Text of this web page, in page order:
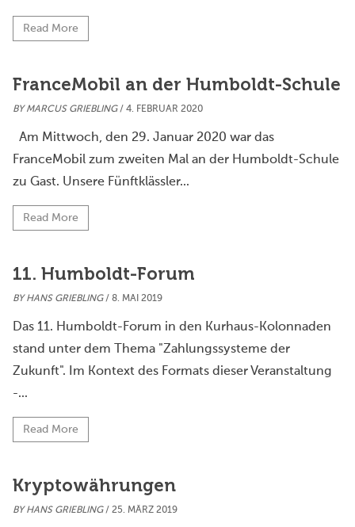
Read More
FranceMobil an der Humboldt-Schule
BYMARCUS GRIEBLING/ 4. FEBRUAR 2020
Am Mittwoch, den 29. Januar 2020 war das
FranceMobil zum zweiten Mal an der Humboldt-Schule
zu Gast. Unsere Fünftklässler...
Read More
11. Humboldt-Forum
BYHANS GRIEBLING/ 8. MAI 2019
Das 11. Humboldt-Forum in den Kurhaus-Kolonnaden
stand unter dem Thema "Zahlungssysteme der
Zukunft". Im Kontext des Formats dieser Veranstaltung
-...
Read More
Kryptowährungen
BYHANS GRIEBLING/ 25. MÄRZ 2019